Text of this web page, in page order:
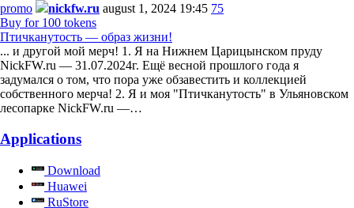
promo nickfw.ru august 1, 2024 19:45 75
Buy for 100 tokens
Птичканутость — образ жизни!
... и другой мой мерч! 1. Я на Нижнем Царицынском пруду
NickFW.ru — 31.07.2024г. Ещё весной прошлого года я
задумался о том, что пора уже обзавестить и коллекцией
собственного мерча! 2. Я и моя "Птичканутость" в Ульяновском
лесопарке NickFW.ru —…
Applications
Download
Huawei
RuStore